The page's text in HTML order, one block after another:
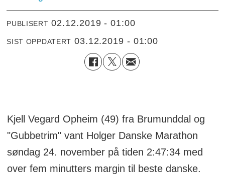
PUBLISERT 02.12.2019 - 01:00
SIST OPPDATERT 03.12.2019 - 01:00
Kjell Vegard Opheim (49) fra Brumunddal og
"Gubbetrim" vant Holger Danske Marathon
søndag 24. november på tiden 2:47:34 med
over fem minutters margin til beste danske.